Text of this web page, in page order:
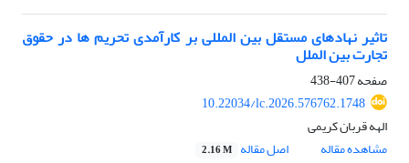
تاثیر نهادهای مستقل بین المللی بر کارآمدی تحریم ها در حقوق
تجارت بین الملل
صفحه407-438
10.22034/lc.2026.576762.1748
الهه قربان کریمی
مشاهده مقاله
اصل مقاله 2.16 M